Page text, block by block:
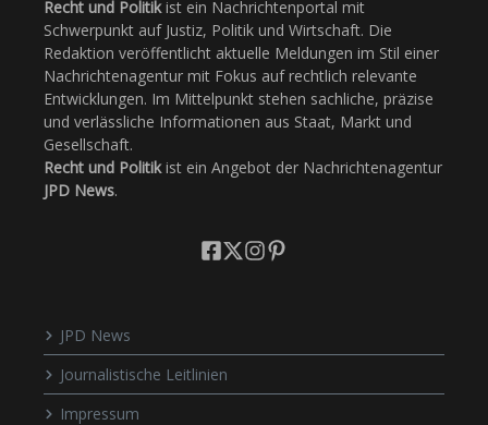
Recht und Politikist ein Nachrichtenportal mit
Schwerpunkt auf Justiz, Politik und Wirtschaft. Die
Redaktion veröffentlicht aktuelle Meldungen im Stil einer
Nachrichtenagentur mit Fokus auf rechtlich relevante
Entwicklungen. Im Mittelpunkt stehen sachliche, präzise
und verlässliche Informationen aus Staat, Markt und
Gesellschaft.
Recht und Politikist ein Angebot der Nachrichtenagentur
JPD News.
JPD News
Journalistische Leitlinien
Impressum